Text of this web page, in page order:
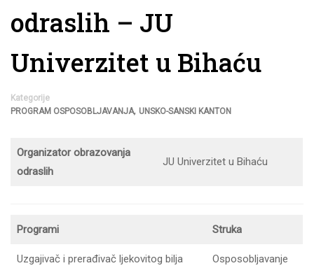
odraslih – JU
Univerzitet u Bihaću
Kategorije
PROGRAM OSPOSOBLJAVANJA, UNSKO-SANSKI KANTON
Organizator obrazovanja
odraslih
JU Univerzitet u Bihaću
Programi Struka
Uzgajivač i prerađivač ljekovitog bilja Osposobljavanje